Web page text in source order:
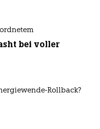
bei voller
Rollback?